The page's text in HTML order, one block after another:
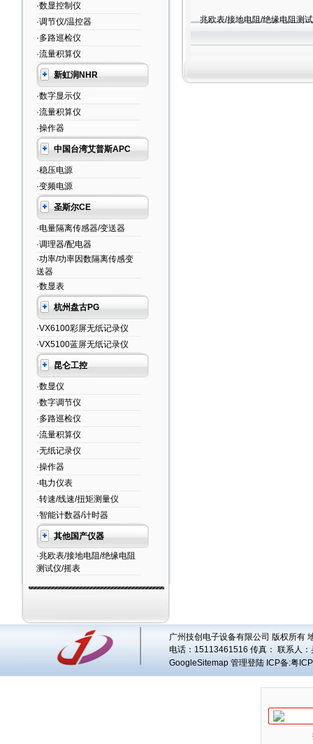
·数显控制仪
·调节仪/温控器
·多路巡检仪
·流量积算仪
新虹润NHR
·数字显示仪
·流量积算仪
·操作器
中国台湾艾普斯APC
·稳压电源
·变频电源
圣斯尔CE
·电量隔离传感器/变送器
·调理器/配电器
·功率/功率因数隔离传感变
送器
·数显表
杭州盘古PG
·VX6100彩屏无纸记录仪
·VX5100蓝屏无纸记录仪
昆仑工控
·数显仪
·数字调节仪
·多路巡检仪
·流量积算仪
·无纸记录仪
·操作器
·电力仪表
·转速/线速/扭矩测量仪
·智能计数器/计时器
其他国产仪器
·兆欧表/接地电阻/绝缘电阻
测试仪/摇表
兆欧表/接地电阻/绝缘电阻测
广州技创电子设备有限公司 版权所有
电话：15113461516 传真： 联系人：
GoogleSitemap 管理登陆 ICP备:粤